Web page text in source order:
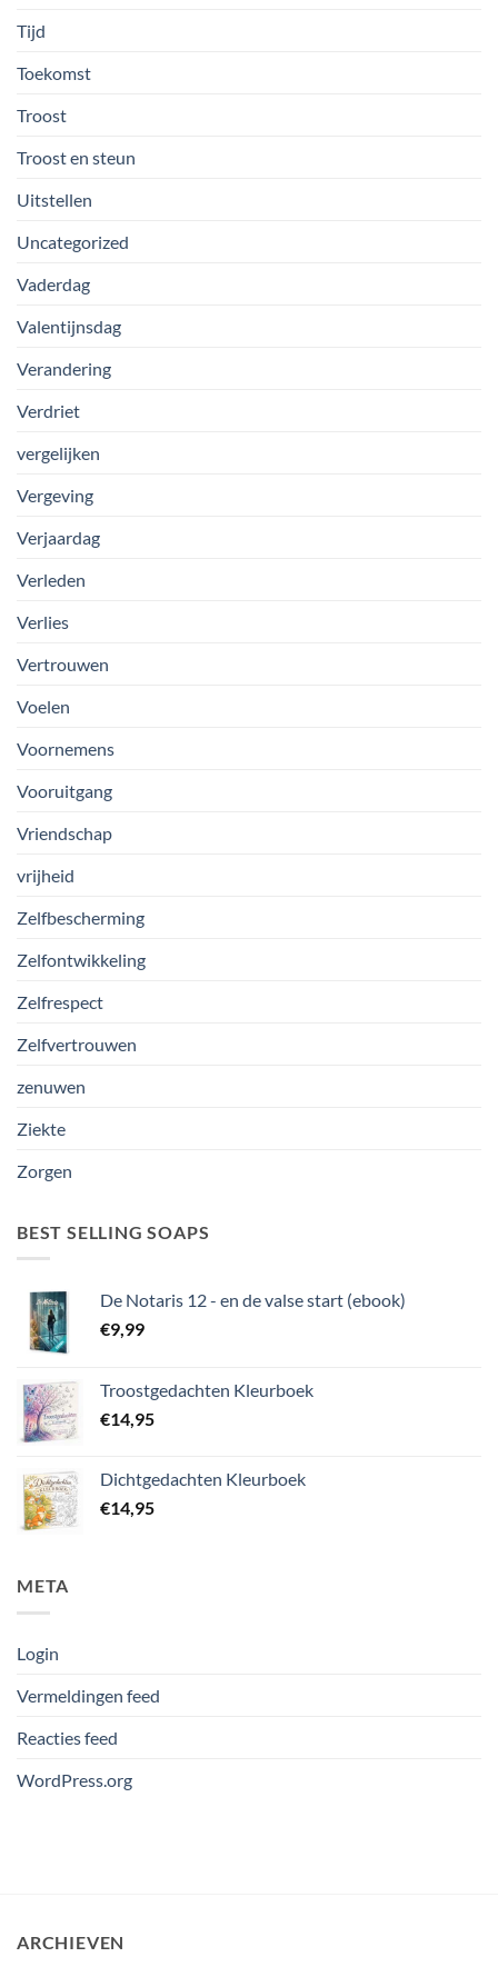
Tijd
Toekomst
Troost
Troost en steun
Uitstellen
Uncategorized
Vaderdag
Valentijnsdag
Verandering
Verdriet
vergelijken
Vergeving
Verjaardag
Verleden
Verlies
Vertrouwen
Voelen
Voornemens
Vooruitgang
Vriendschap
vrijheid
Zelfbescherming
Zelfontwikkeling
Zelfrespect
Zelfvertrouwen
zenuwen
Ziekte
Zorgen
BEST SELLING SOAPS
De Notaris 12 - en de valse start (ebook)
€9,99
Troostgedachten Kleurboek
€14,95
Dichtgedachten Kleurboek
€14,95
META
Login
Vermeldingen feed
Reacties feed
WordPress.org
ARCHIEVEN